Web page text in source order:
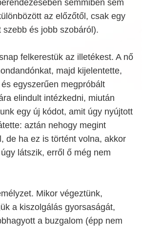
semmiben sem
az előzőtől, csak egy
és jobb szobáról).
felkerestük az illetékest. A nő
majd kijelentette,
egyszerűen megpróbált
elindult intézkedni, miután
egy új kódot, amit úgy nyújtott
aztán nehogy megint
de ha ez is történt volna, akkor
látszik, erről ő még nem
Mikor végeztünk,
a kiszolgálás gyorsaságát,
a buzgalom (épp nem